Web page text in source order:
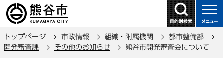
の
ー
トップページ 市政情報 組織・附属機関
都市整備部
開発審査課
その他のお知らせ 熊谷市開発審査会について